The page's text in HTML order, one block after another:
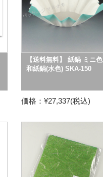
【送料無料】 紙鍋 ミニ色
和紙鍋(水色) SKA-150
価格：¥27,337(税込)